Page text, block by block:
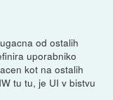
od ostalih
uporabniko
kot na ostalih
tu tu, je UI v bistvu